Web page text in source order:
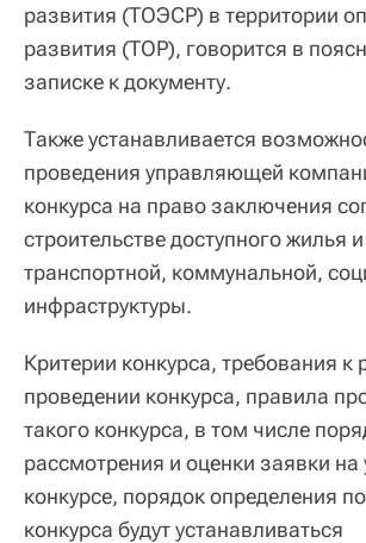
развития (ТОЭСР) в территории
развития (ТОР), говорится в
записке к документу.
Также устанавливается
проведения управляющей
конкурса на право заключения
строительстве доступного жилья
транспортной, коммунальной,
инфраструктуры.
Критерии конкурса, требования
проведении конкурса, правила
такого конкурса, в том числе
рассмотрения и оценки заявки на
конкурсе, порядок определения
конкурса будут устанавливаться